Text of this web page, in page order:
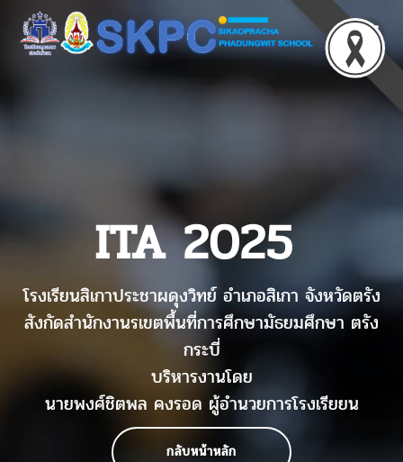
ITA 2025
โรงเรียนสิเกาประชาผดุงวิทย์ อำเภอสิเกา จังหวัดตรัง
สังกัดสำนักงานรเขตพื้นที่การศึกษามัธยมศึกษา ตรัง
กระบี่
บริหารงานโดย
นายพงศ์ชิตพล คงรอด ผู้อำนวยการโรงเรียยน
กลับหน้าหลัก